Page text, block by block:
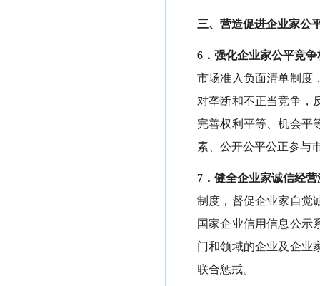
三、营造促进企业家公
6．强化企业家公平竞
市场准入负面清单制度
对垄断和不正当竞争，
完善权利平等、机会平
素、公开公平公正参与
7．健全企业家诚信经
制度，督促企业家自觉
国家企业信用信息公示
门和领域的企业及企业
联合惩戒。